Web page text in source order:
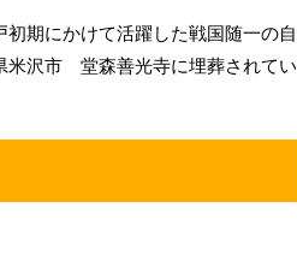
期にかけて活躍した戦国随一の自
米沢市 堂森善光寺に埋葬されてい